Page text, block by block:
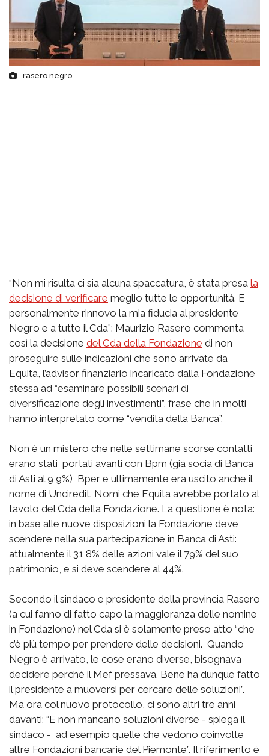
rasero negro
“Non mi risulta ci sia alcuna spaccatura, è stata presa la
decisione di verificare meglio tutte le opportunità. E
personalmente rinnovo la mia fiducia al presidente
Negro e a tutto il Cda”: Maurizio Rasero commenta
così la decisione del Cda della Fondazione di non
proseguire sulle indicazioni che sono arrivate da
Equita, l’advisor finanziario incaricato dalla Fondazione
stessa ad “esaminare possibili scenari di
diversificazione degli investimenti”, frase che in molti
hanno interpretato come “vendita della Banca”.
Non è un mistero che nelle settimane scorse contatti
erano stati portati avanti con Bpm (già socia di Banca
di Asti al 9,9%), Bper e ultimamente era uscito anche il
nome di Unciredit. Nomi che Equita avrebbe portato al
tavolo del Cda della Fondazione. La questione è nota:
in base alle nuove disposizioni la Fondazione deve
scendere nella sua partecipazione in Banca di Asti:
attualmente il 31,8% delle azioni vale il 79% del suo
patrimonio, e si deve scendere al 44%.
Secondo il sindaco e presidente della provincia Rasero
(a cui fanno di fatto capo la maggioranza delle nomine
in Fondazione) nel Cda si è solamente preso atto “che
c’è più tempo per prendere delle decisioni. Quando
Negro è arrivato, le cose erano diverse, bisognava
decidere perché il Mef pressava. Bene ha dunque fatto
il presidente a muoversi per cercare delle soluzioni”.
Ma ora col nuovo protocollo, ci sono altri tre anni
davanti: “E non mancano soluzioni diverse - spiega il
sindaco - ad esempio quelle che vedono coinvolte
altre Fondazioni bancarie del Piemonte”. Il riferimento è